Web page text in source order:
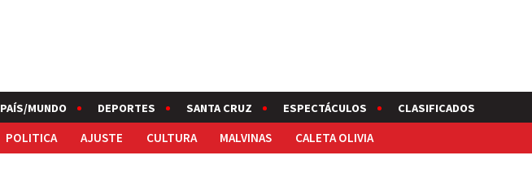
PAÍS/MUNDO DEPORTES SANTA CRUZ ESPECTÁCULOS CLASIFICADOS
POLITICA AJUSTE CULTURA MALVINAS CALETA OLIVIA